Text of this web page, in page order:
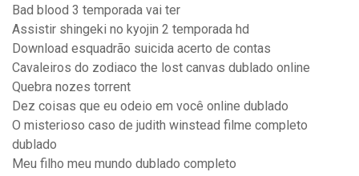
Bad blood 3 temporada vai ter
Assistir shingeki no kyojin 2 temporada hd
Download esquadrão suicida acerto de contas
Cavaleiros do zodiaco the lost canvas dublado online
Quebra nozes torrent
Dez coisas que eu odeio em você online dublado
O misterioso caso de judith winstead filme completo
dublado
Meu filho meu mundo dublado completo